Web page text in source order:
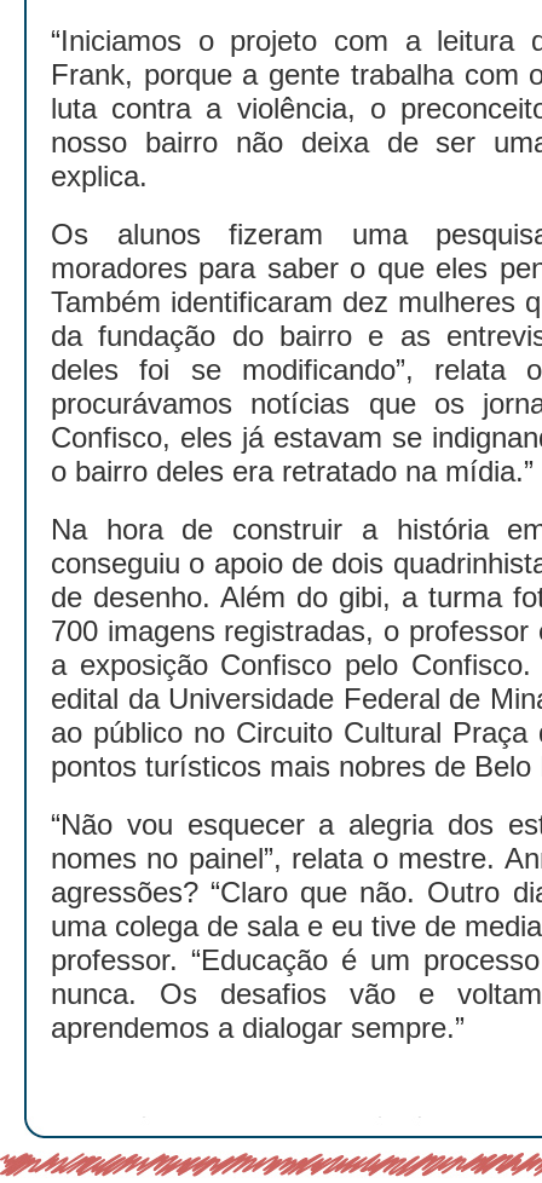
“Iniciamos o projeto com a leitura
Frank, porque a gente trabalha com
luta contra a violência, o
nosso bairro não deixa de ser
explica.
Os alunos fizeram uma
moradores para saber o que eles
Também identificaram dez mulheres
da fundação do bairro e as
deles foi se modificando”, relata
procurávamos notícias que os
Confisco, eles já estavam se
o bairro deles era retratado na mídia.”
Na hora de construir a história
conseguiu o apoio de dois
de desenho. Além do gibi, a turma
700 imagens registradas, o
a exposição Confisco pelo
edital da Universidade Federal de
ao público no Circuito Cultural
pontos turísticos mais nobres de Belo
“Não vou esquecer a alegria dos
nomes no painel”, relata o mestre.
agressões? “Claro que não. Outro
uma colega de sala e eu tive de
professor. “Educação é um
nunca. Os desafios vão e
aprendemos a dialogar sempre.”